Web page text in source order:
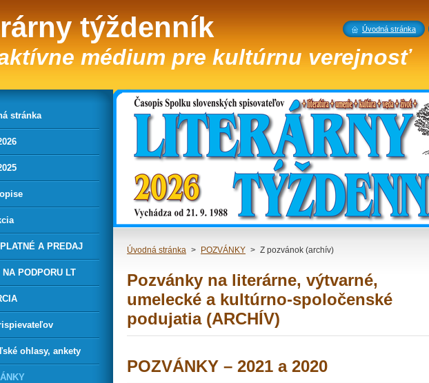
týždenník
médium pre kultúrnu verejnosť
Úvodná stránka > POZVÁNKY > Z pozvánok (archív)
Pozvánky na literárne, výtvarné,
umelecké a kultúrno-spoločenské
podujatia (ARCHÍV)
POZVÁNKY – 2021 a 2020
stránka
A PREDAJ
NA PODPORU LT
ohlasy, ankety
Úvodná stránka